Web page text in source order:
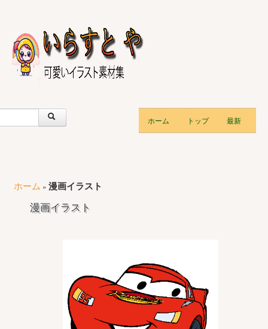
ホーム トップ 最新
ホーム » 漫画イラスト
漫画イラスト